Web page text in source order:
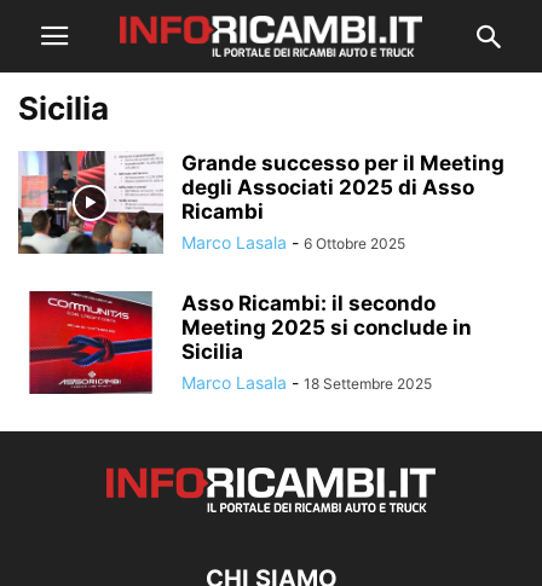
Sicilia
Grande successo per il Meeting
degli Associati 2025 di Asso
Ricambi
Marco Lasala - 6 Ottobre 2025
Asso Ricambi: il secondo
Meeting 2025 si conclude in
Sicilia
Marco Lasala - 18 Settembre 2025
CHI SIAMO